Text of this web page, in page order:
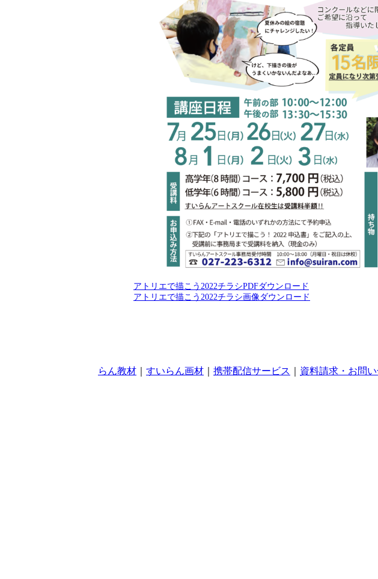
アトリエで描こう2022チラシPDFダウンロード
アトリエで描こう2022チラシ画像 ダウンロード
らん教材
すいらん画材 携帯配信サービス 資料請求・お問